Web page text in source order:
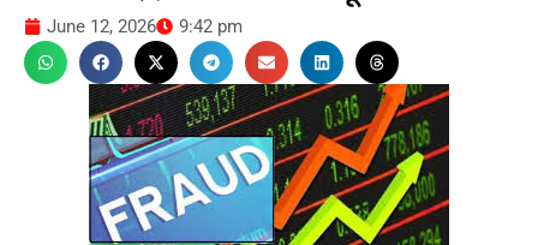
June 12, 2026 9:42 pm